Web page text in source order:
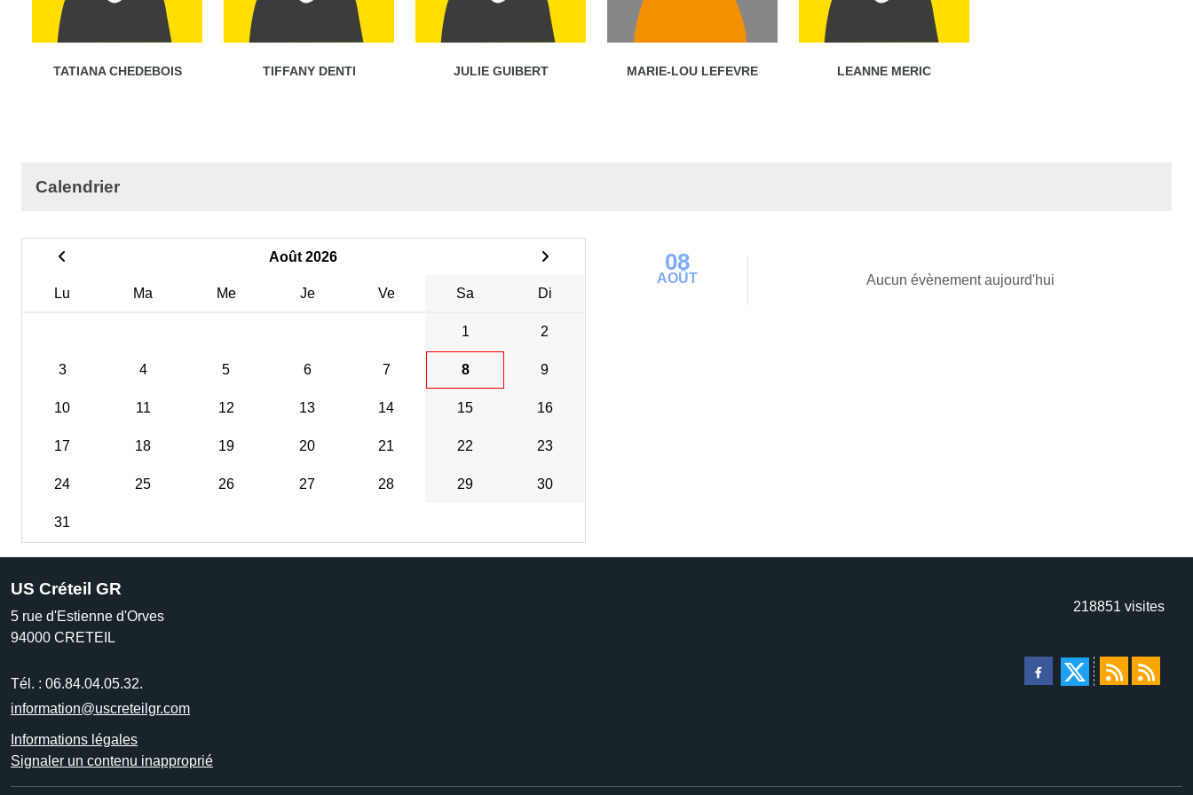
TATIANA CHEDEBOIS TIFFANY DENTI JULIE GUIBERT MARIE-LOU LEFEVRE LEANNE MERIC
Calendrier
Août 2026
Lu Ma Me Je Ve Sa Di
1 2
3 4 5 6 7 8 9
10 11 12 13 14 15 16
17 18 19 20 21 22 23
24 25 26 27 28 29 30
31
08
AOÛT Aucun évènement aujourd'hui
US Créteil GR
5 rue d'Estienne d'Orves
94000 CRETEIL
Tél. : 06.84.04.05.32.
information@uscreteilgr.com
Informations légales
Signaler un contenu inapproprié
218851 visites